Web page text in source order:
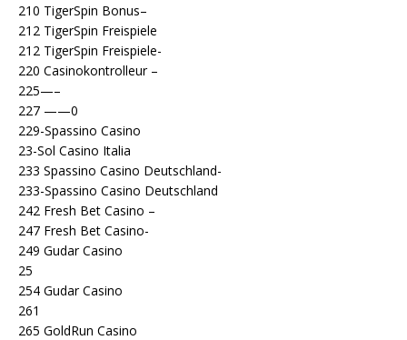
210 TigerSpin Bonus–
212 TigerSpin Freispiele
212 TigerSpin Freispiele-
220 Casinokontrolleur –
225—–
227 ——0
229-Spassino Casino
23-Sol Casino Italia
233 Spassino Casino Deutschland-
233-Spassino Casino Deutschland
242 Fresh Bet Casino –
247 Fresh Bet Casino-
249 Gudar Casino
25
254 Gudar Casino
261
265 GoldRun Casino